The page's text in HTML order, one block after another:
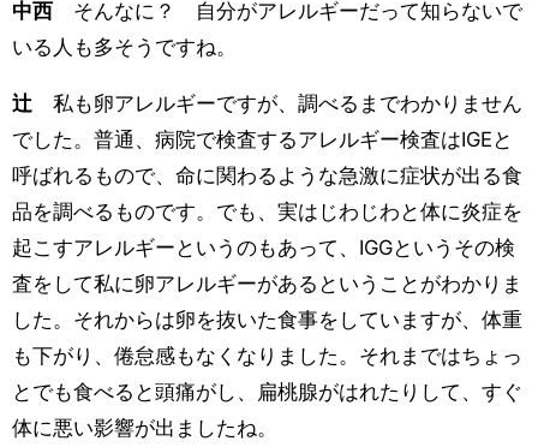
中西 そんなに？ 自分がアレルギーだって知らないで
いる人も多そうですね。
辻 私も卵アレルギーですが、調べるまでわかりません
でした。普通、病院で検査するアレルギー検査はIGEと
呼ばれるもので、命に関わるような急激に症状が出る食
品を調べるものです。でも、実はじわじわと体に炎症を
起こすアレルギーというのもあって、IGGというその検
査をして私に卵アレルギーがあるということがわかりま
した。それからは卵を抜いた食事をしていますが、体重
も下がり、倦怠感もなくなりました。それまではちょっ
とでも食べると頭痛がし、扁桃腺がはれたりして、すぐ
体に悪い影響が出ましたね。